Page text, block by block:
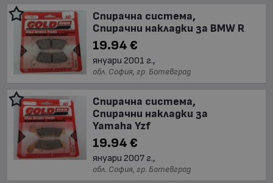
Спирачна система,
Спирачни накладки за BMW R
19.94 €
януари 2001 г.,
обл. София, гр. Ботевград
Спирачна система,
Спирачни накладки за
Yamaha Yzf
19.94 €
януари 2007 г.,
обл. София, гр. Ботевград